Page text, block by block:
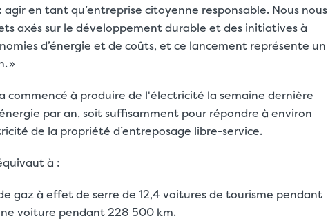
en tant qu’entreprise citoyenne responsable. Nous nous
axés sur le développement durable et des initiatives à
d’énergie et de coûts, et ce lancement représente un
»
commencé à produire de l'électricité la semaine dernière
par an, soit suffisamment pour répondre à environ
de la propriété d’entreposage libre-service.
à :
gaz à effet de serre de 12,4 voitures de tourisme pendant
voiture pendant 228 500 km.